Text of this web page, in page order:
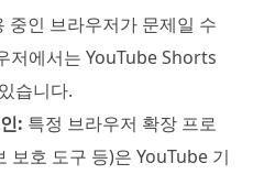
중인 브라우저가 문제일 수
저에서는 YouTube Shorts
습니다.
: 특정 브라우저 확장 프로
보호 도구 등)은 YouTube 기